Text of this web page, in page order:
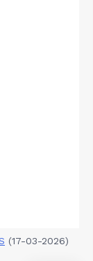
(17-03-2026)